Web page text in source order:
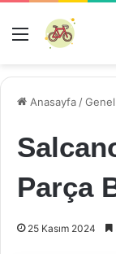
Menü
Anasayfa /Genel
Parça
25 Kasım 2024